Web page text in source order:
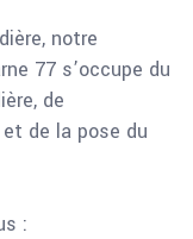
notre
77 s’occupe du
de
de la pose du
: